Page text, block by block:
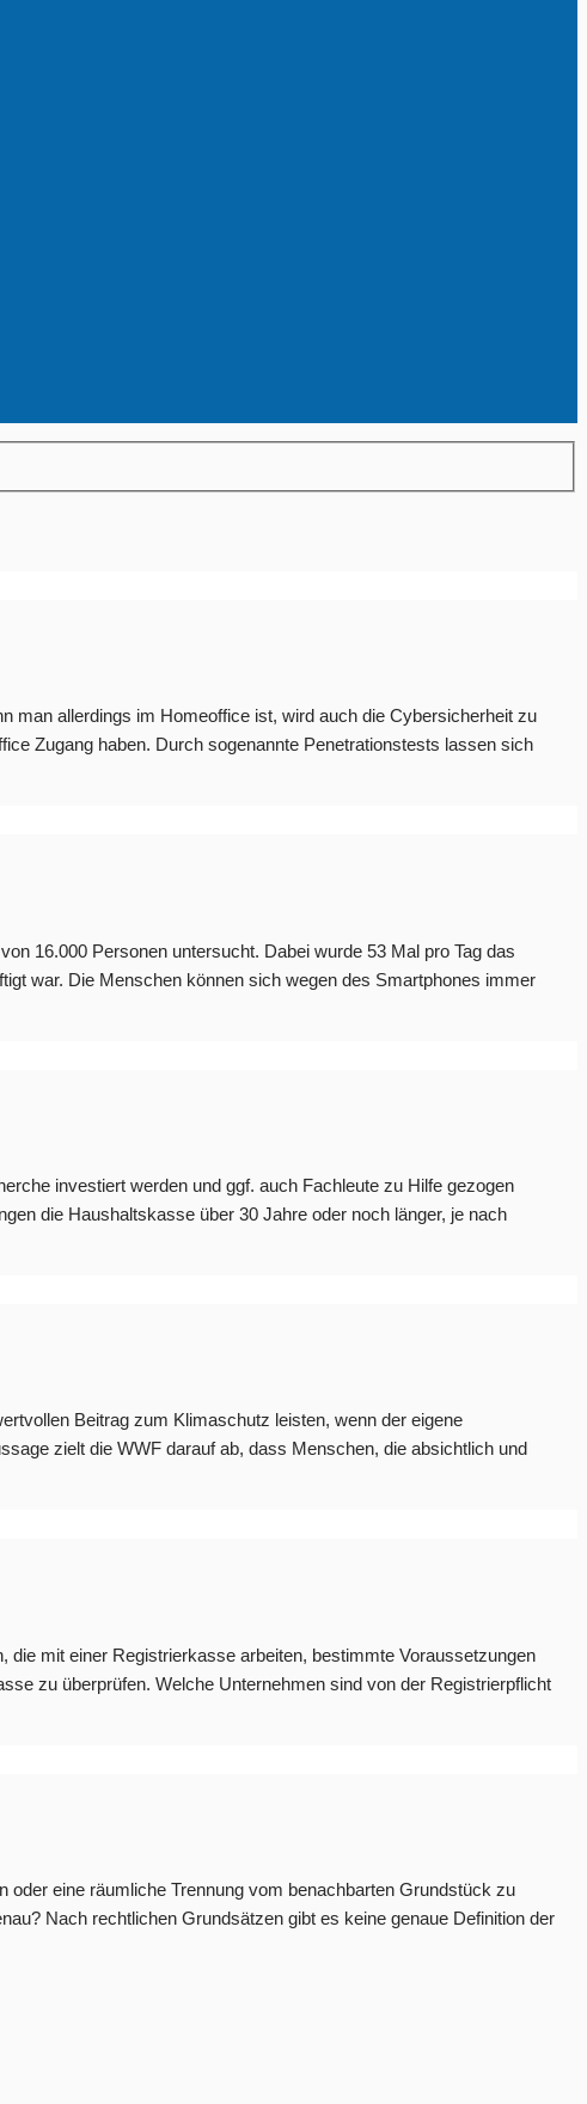
man allerdings im Homeoffice ist, wird auch die Cybersicherheit zu
Zugang haben. Durch sogenannte Penetrationstests lassen sich
16.000 Personen untersucht. Dabei wurde 53 Mal pro Tag das
war. Die Menschen können sich wegen des Smartphones immer
investiert werden und ggf. auch Fachleute zu Hilfe gezogen
die Haushaltskasse über 30 Jahre oder noch länger, je nach
Beitrag zum Klimaschutz leisten, wenn der eigene
zielt die WWF darauf ab, dass Menschen, die absichtlich und
mit einer Registrierkasse arbeiten, bestimmte Voraussetzungen
zu überprüfen. Welche Unternehmen sind von der Registrierpflicht
oder eine räumliche Trennung vom benachbarten Grundstück zu
Nach rechtlichen Grundsätzen gibt es keine genaue Definition der